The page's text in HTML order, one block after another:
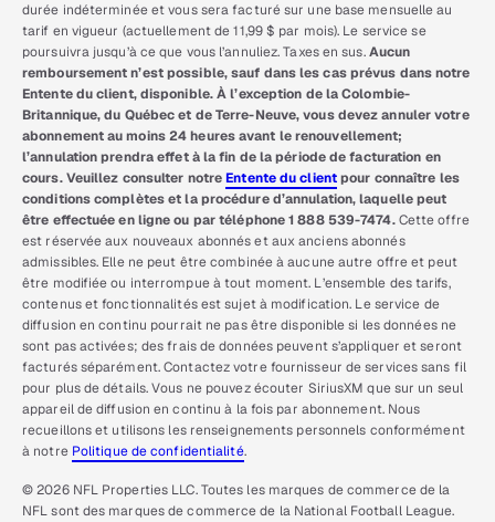
durée indéterminée et vous sera facturé sur une base mensuelle au
tarif en vigueur (actuellement de 11,99 $ par mois). Le service se
poursuivra jusqu’à ce que vous l’annuliez. Taxes en sus.Aucun
remboursement n’est possible, sauf dans les cas prévus dans notre
Entente du client, disponible. À l’exception de la Colombie-
Britannique, du Québec et de Terre-Neuve, vous devez annuler votre
abonnement au moins 24 heures avant le renouvellement;
l’annulation prendra effet à la fin de la période de facturation en
cours. Veuillez consulter notreEntente du clientpour connaître les
conditions complètes et la procédure d’annulation, laquelle peut
être effectuée en ligne ou par téléphone 1 888 539-7474.Cette offre
est réservée aux nouveaux abonnés et aux anciens abonnés
admissibles. Elle ne peut être combinée à aucune autre offre et peut
être modifiée ou interrompue à tout moment. L’ensemble des tarifs,
contenus et fonctionnalités est sujet à modification. Le service de
diffusion en continu pourrait ne pas être disponible si les données ne
sont pas activées; des frais de données peuvent s’appliquer et seront
facturés séparément. Contactez votre fournisseur de services sans fil
pour plus de détails. Vous ne pouvez écouter SiriusXM que sur un seul
appareil de diffusion en continu à la fois par abonnement. Nous
recueillons et utilisons les renseignements personnels conformément
à notre Politique de confidentialité.
© 2026 NFL Properties LLC. Toutes les marques de commerce de la
NFL sont des marques de commerce de la National Football League.